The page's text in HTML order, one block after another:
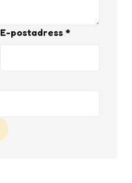
E-postadress *